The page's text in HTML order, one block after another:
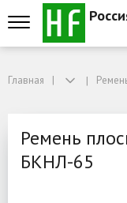
Ремень плоский
Главная
Ремень
БКНЛ-65